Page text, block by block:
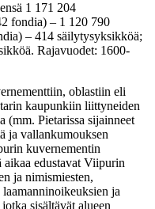
1 171 204
fondia) – 1 120 790
– 414 säilytysyksikköä;
Rajavuodet: 1600-
oblastiin eli
kaupunkiin liittyneiden
(mm. Pietarissa sijainneet
ja vallankumouksen
kuvernementin
aikaa edustavat Viipurin
ja nimismiesten,
ja
sisältävät alueen